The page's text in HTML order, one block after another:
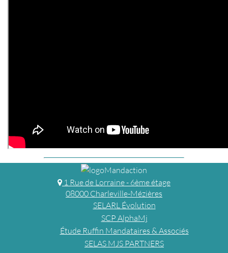
1 Rue de Lorraine - 6ème étage
08000 Charleville-Mézières
SELARL Évolution
SCP AlphaMj
Étude Ruffin Mandataires & Associés
SELAS MJS PARTNERS